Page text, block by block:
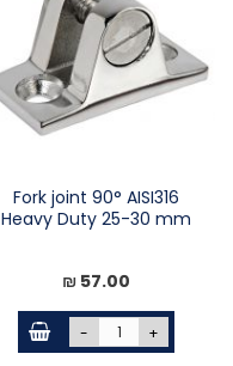
Fork joint 90° AISI316
Heavy Duty 25-30 mm
57.00 ₪
- +